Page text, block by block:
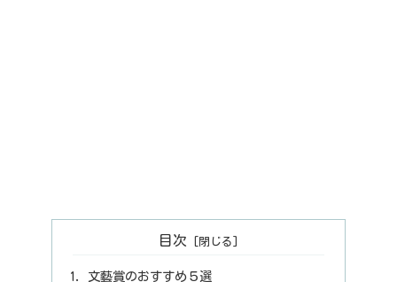
目次
文藝賞のおすすめ５選